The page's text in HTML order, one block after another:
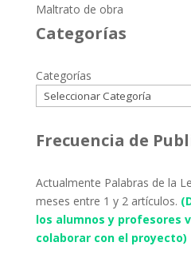
Maltrato de obra
Categorías
Categorías
Frecuencia de
Actualmente Palabras de la
meses entre 1 y 2 artículos.
los alumnos y profesores
colaborar con el proyecto)